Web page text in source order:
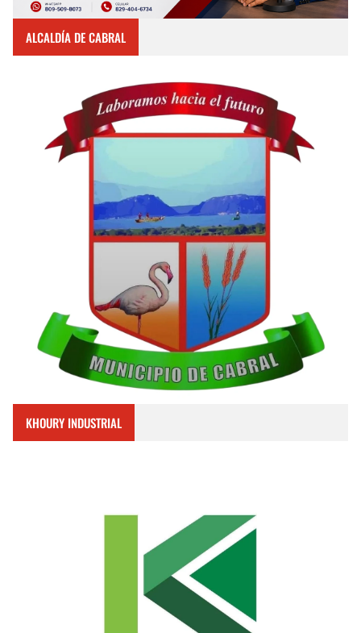
ALCALDÍA DE CABRAL
KHOURY INDUSTRIAL